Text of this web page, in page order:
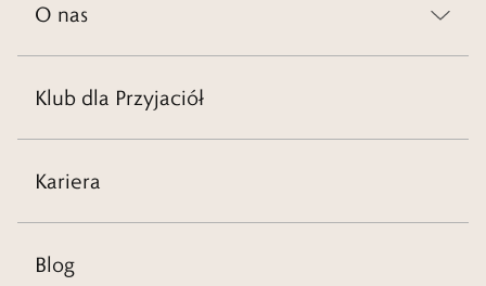
O nas
Klub dla Przyjaciół
Kariera
Blog